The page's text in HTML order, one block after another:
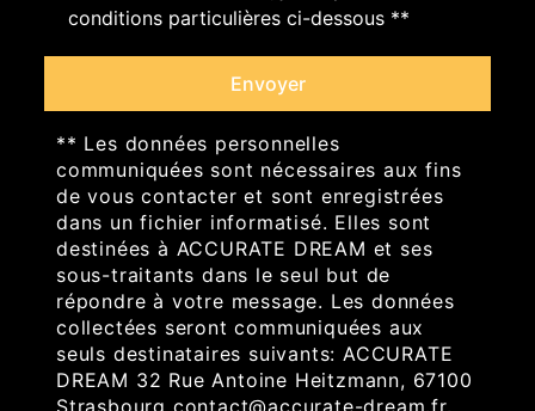
conditions particulières ci-dessous **
Envoyer
** Les données personnelles
communiquées sont nécessaires aux fins
de vous contacter et sont enregistrées
dans un fichier informatisé. Elles sont
destinées à ACCURATE DREAM et ses
sous-traitants dans le seul but de
répondre à votre message. Les données
collectées seront communiquées aux
seuls destinataires suivants: ACCURATE
DREAM 32 Rue Antoine Heitzmann, 67100
Strasbourg contact@accurate-dream.fr.